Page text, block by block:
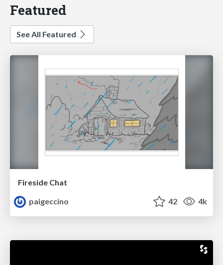
Featured
See All Featured
Fireside Chat
paigeccino
42 4k